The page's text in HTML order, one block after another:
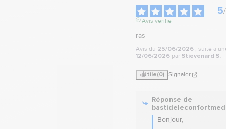
5/
Avis vérifié
ras
Avis du 25/06/2026 , suite à
12/06/2026 par Stievenard S.
Utile(0) Signaler
Réponse de
Bonjour,